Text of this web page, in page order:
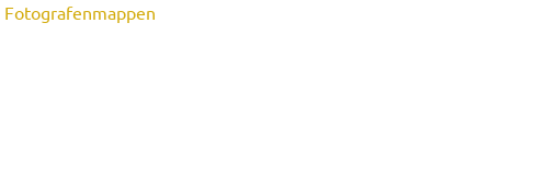
Fotografenmappen